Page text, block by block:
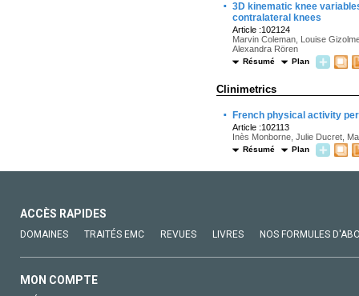
· 3D kinematic knee
contralateral knees
Article :102124
Marvin Coleman, Louise
Alexandra Rören
Résumé Plan
Clinimetrics
· French physical activity
Article :102113
Inès Monborne, Julie Ducret,
Résumé Plan
ACCÈS RAPIDES
DOMAINES TRAITÉS EMC REVUES LIVRES NOS FORMULES
MON COMPTE